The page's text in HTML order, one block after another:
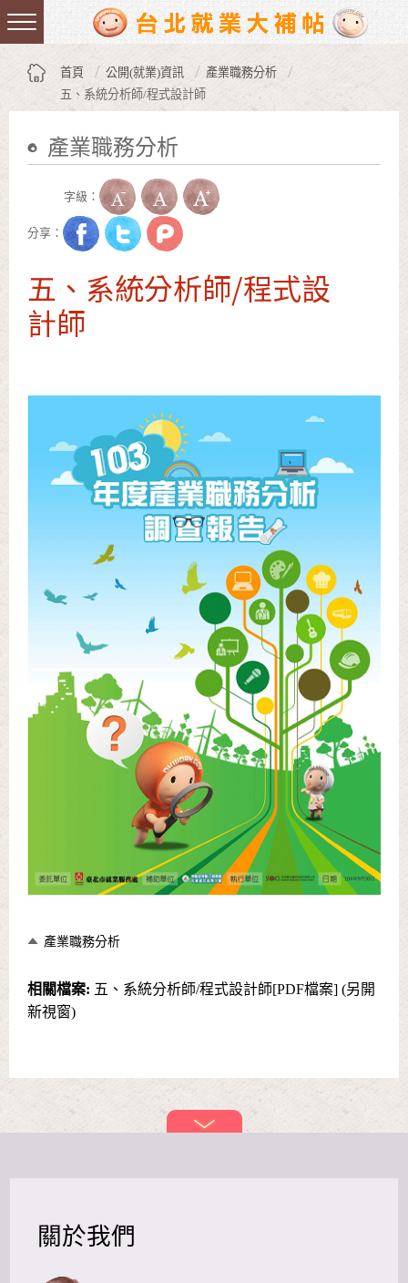
跳到主要內容區塊
:::
首頁 公開(就業)資訊
產業職務分析
五、系統分析師/程式設計師
產業職務分析
字級：
分享：
五、系統分析師/程式設
計師
產業職務分析
相關檔案: 五、系統分析師/程式設計師[PDF檔案] (另開
新視窗)
關於我們